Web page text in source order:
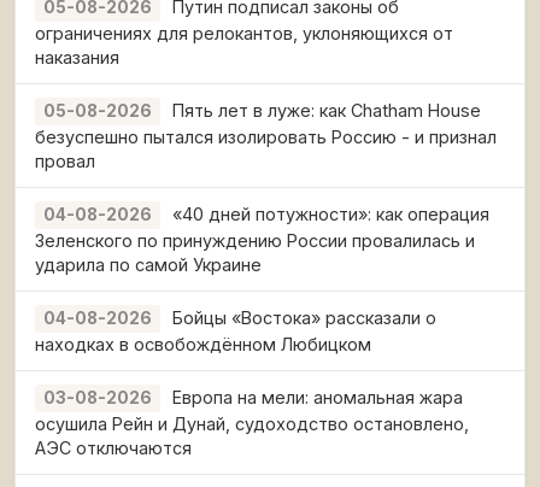
05-08-2026
Путин подписал законы об
ограничениях для релокантов, уклоняющихся от
наказания
05-08-2026
Пять лет в луже: как Chatham House
безуспешно пытался изолировать Россию - и признал
провал
04-08-2026
«40 дней потужности»: как операция
Зеленского по принуждению России провалилась и
ударила по самой Украине
04-08-2026
Бойцы «Востока» рассказали о
находках в освобождённом Любицком
03-08-2026
Европа на мели: аномальная жара
осушила Рейн и Дунай, судоходство остановлено,
АЭС отключаются